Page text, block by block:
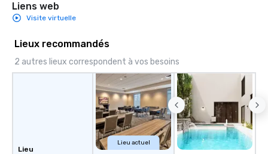
Liens web
Visite virtuelle
Lieux recommandés
2 autres lieux correspondent à vos besoins
Lieu
Lieu actuel